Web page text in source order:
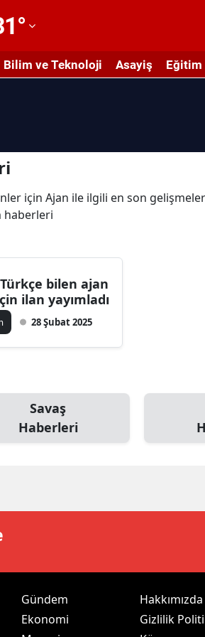
°
Bilim ve Teknoloji Asayiş Eğitim
için Ajan ile ilgili en son
haberleri
bilen ajan
ilan yayımladı
28 Şubat 2025
Savaş
Haberleri
Gündem
Ekonomi
Hakkımızda
Gizlilik